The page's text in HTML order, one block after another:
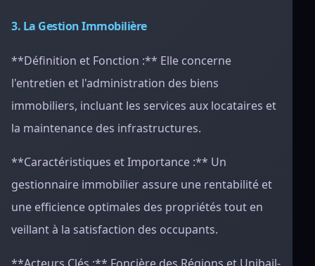
3. La Gestion Immobilière
**Définition et Fonction :** Elle concerne
l'entretien et l'administration des biens
immobiliers, incluant les services aux locataires et
la maintenance des infrastructures.
**Caractéristiques et Importance :** Un
gestionnaire immobilier assure une rentabilité et
une efficience optimales des propriétés tout en
veillant à la satisfaction des occupants.